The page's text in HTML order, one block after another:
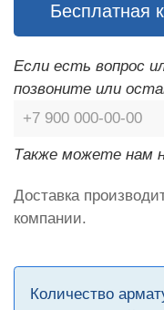
Бесплатная
Если есть вопрос
позвоните или
Также можете нам
Доставка
компании.
Количество